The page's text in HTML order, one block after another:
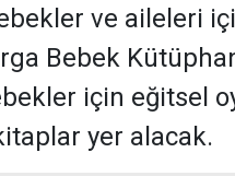
ve aileleri
Bebek
için eğitsel
yer alacak.